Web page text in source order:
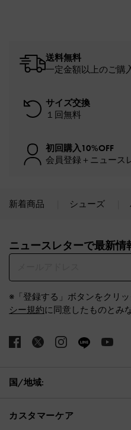
送料無料
一定金額以上のご購
サイズ交換
１回無料
初回購入10%OFF
会員登録＋ニュース
新着商品 シューズ
ニュースレターで最新情
※「登録する」ボタンをクリッ
シー規約に同意したものとみ
国/地域:
カスタマーケア